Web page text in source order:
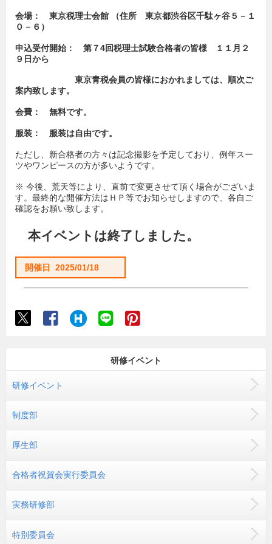
会場： 東京税理士会館
（住所 東京都渋谷区千駄ヶ谷５－１
０－６）
申込受付開始： 第７4回税理士試験合格者の皆様 １１月２
９日から
東京青税会員の皆様におかれましては、順次ご
案内致します。
会費： 無料です。
服装： 服装は自由です。
ただし、新合格者の方々は記念撮影を予定しており、例年スー
ツやワンピースの方が多いようです。
※ 今後、荒天等により、直前で変更させて頂く場合がございま
す。最終的な開催方法はＨＰ等でお知らせしますので、各自ご
確認をお願い致します。
本イベントは終了しました。
開催日 2025/01/18
研修イベント
研修イベント
制度部
厚生部
合格者祝賀会実行委員会
実務研修部
特別委員会